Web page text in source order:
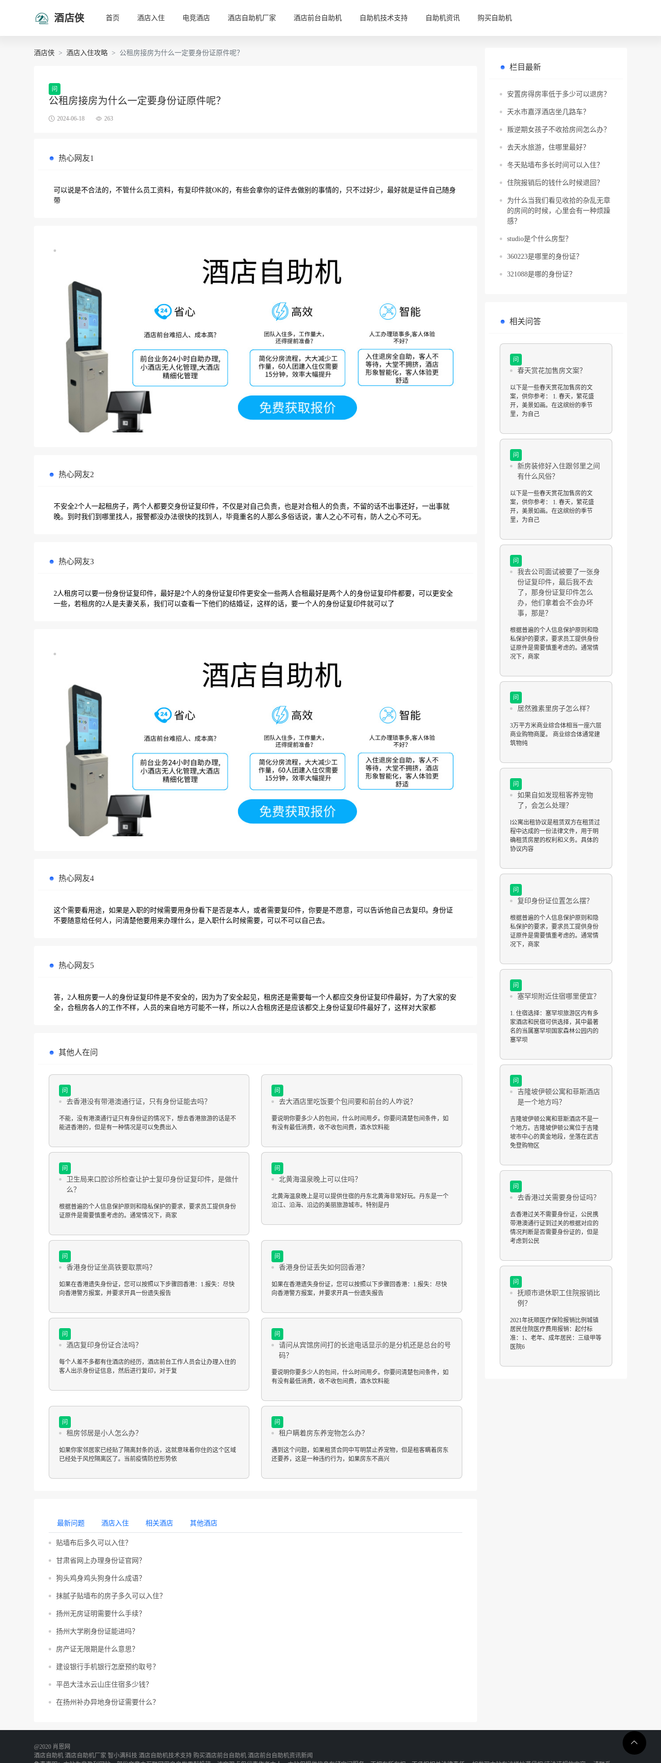
酒店侠 首页 酒店入住 电竞酒店 酒店自助机厂家 酒店前台自助机 自助机技术支持 自助机资讯 购买自助机
酒店侠 酒店入住攻略 公租房接房为什么一定要身份证原件呢？
问
公租房接房为什么一定要身份证原件呢？
2024-06-18 263
热心网友1
可以说是不合法的，不管什么员工资料，有复印件就OK的，有些会拿你的证件去做别的事情的，只不过好少，最好就是证件自己随身
带
热心网友2
不安全2个人一起租房子，两个人都要交身份证复印件，不仅是对自己负责，也是对合租人的负责，不留的话不出事还好，一出事就
晚。到时我们到哪里找人，报警都没办法很快的找到人，毕竟重名的人那么多俗话说，害人之心不可有，防人之心不可无。
热心网友3
2人租房可以要一份身份证复印件，最好是2个人的身份证复印件更安全一些两人合租最好是两个人的身份证复印件都要，可以更安全
一些，若租房的2人是夫妻关系，我们可以查看一下他们的结婚证，这样的话，要一个人的身份证复印件就可以了
热心网友4
这个需要看用途，如果是入职的时候需要用身份看下是否是本人，或者需要复印件，你要是不愿意，可以告诉他自己去复印。身份证
不要随意给任何人，问清楚他要用来办理什么，是入职什么时候需要，可以不可以自己去。
热心网友5
答，2人租房要一人的身份证复印件是不安全的，因为为了安全起见，租房还是需要每一个人都应交身份证复印件最好，为了大家的安
全，合租房各人的工作不样，人员的来自地方可能不一样，所以2人合租房还是应该都交上身份证复印件最好了，这样对大家都
其他人在问
问
去香港没有带港澳通行证，只有身份证能去吗？
不能，没有港澳通行证只有身份证的情况下，想去香港旅游的话是不
能进香港的，但是有一种情况是可以免费出入
问
去大酒店里吃饭要个包间要和前台的人咋说？
要说明你要多少人的包间，什么时间用歺。你要问清楚包间条件，如
有没有最低消费，收不收包间费，酒水饮料能
问
卫生局来口腔诊所检查让护士复印身份证复印件，是做什
么？
根据普遍的个人信息保护原则和隐私保护的要求，要求员工提供身份
证原件是需要慎重考虑的。通常情况下，商家
问
北黄海温泉晚上可以住吗？
北黄海温泉晚上是可以提供住宿的丹东北黄海非常好玩。丹东是一个
沿江、沿海、沿边的美丽旅游城市。特别是丹
问
香港身份证坐高铁要取票吗？
如果在香港遗失身份证，您可以按照以下步骤回香港：1.报失：尽快
向香港警方报案，并要求开具一份遗失报告
问
香港身份证丢失如何回香港？
如果在香港遗失身份证，您可以按照以下步骤回香港：1.报失：尽快
向香港警方报案，并要求开具一份遗失报告
问
酒店复印身份证合法吗？
每个人差不多都有住酒店的经历，酒店前台工作人员会让办理入住的
客人出示身份证信息，然后进行复印，对于复
问
请问从宾馆房间打的长途电话显示的是分机还是总台的号
码？
要说明你要多少人的包间，什么时间用歺。你要问清楚包间条件，如
有没有最低消费，收不收包间费，酒水饮料能
问
租房邻居是小人怎么办？
如果你家邻居家已经贴了隔离封条的话，这就意味着你住的这个区域
已经处于风控隔离区了。当前疫情防控形势依
问
租户瞒着房东养宠物怎么办？
遇到这个问题，如果租赁合同中写明禁止养宠物，但是租客瞒着房东
还要养，这是一种违约行为，如果房东不高兴
最新问题 酒店入住 相关酒店 其他酒店
贴墙布后多久可以入住？
甘肃省网上办理身份证官网？
狗头鸡身鸡头狗身什么成语？
抹腻子贴墙布的房子多久可以入住？
扬州无房证明需要什么手续？
扬州大学刷身份证能进吗？
房产证无限期是什么意思？
建设银行手机银行怎麼预约取号？
平邑大洼水云山庄住宿多少钱？
在扬州补办异地身份证需要什么？
栏目最新
安置房得房率低于多少可以退房？
天水市嘉浮酒店坐几路车？
叛逆期女孩子不收拾房间怎么办？
去天水旅游，住哪里最好？
冬天贴墙布多长时间可以入住？
住院报销后的钱什么时候退回？
为什么当我们看见收拾的杂乱无章
的房间的时候，心里会有一种烦躁
感？
studio是个什么房型？
360223是哪里的身份证？
321088是哪的身份证？
相关问答
问
春天赏花加售房文案？
以下是一些春天赏花加售房的文
案，供你参考： 1. 春天，繁花盛
开，美景如画。在这缤纷的季节
里，为自己
问
新房装修好入住跟邻里之间
有什么风俗？
以下是一些春天赏花加售房的文
案，供你参考： 1. 春天，繁花盛
开，美景如画。在这缤纷的季节
里，为自己
问
我去公司面试被要了一张身
份证复印件，最后我不去
了，那身份证复印件怎么
办，他们拿着会不会办坏
事，那是？
根据普遍的个人信息保护原则和隐
私保护的要求，要求员工提供身份
证原件是需要慎重考虑的。通常情
况下，商家
问
居然雅素里房子怎么样？
3万平方米商业综合体相当一座六层
商业购物商厦。 商业综合体通常建
筑物纯
问
如果自如发现租客养宠物
了，会怎么处理？
l公寓出租协议是租赁双方在租赁过
程中达成的一份法律文件，用于明
确租赁房屋的权利和义务。具体的
协议内容
问
复印身份证位置怎么摆？
根据普遍的个人信息保护原则和隐
私保护的要求，要求员工提供身份
证原件是需要慎重考虑的。通常情
况下，商家
问
塞罕坝附近住宿哪里便宜？
1. 住宿选择：塞罕坝旅游区内有多
家酒店和民宿可供选择，其中最著
名的当属塞罕坝国家森林公园内的
塞罕坝
问
吉隆坡伊顿公寓和菲斯酒店
是一个地方吗？
吉隆坡伊顿公寓和菲斯酒店不是一
个地方。吉隆坡伊顿公寓位于吉隆
坡市中心的黄金地段，坐落在武吉
免登购物区
问
去香港过关需要身份证吗？
去香港过关不需要身份证，公民携
带港澳通行证到过关的根据对应的
情况判断是否需要身份证的，但是
考虑到公民
问
抚顺市退休职工住院报销比
例？
2021年抚顺医疗保险报销比例城镇
居民住院医疗费用报销：起付标
准：1、老年、成年居民：三级甲等
医院6
@2020 肖恩网
酒店自助机 酒店自助机厂家 智小满科技 酒店自助机技术支持 购买酒店前台自助机 酒店前台自助机资讯新闻